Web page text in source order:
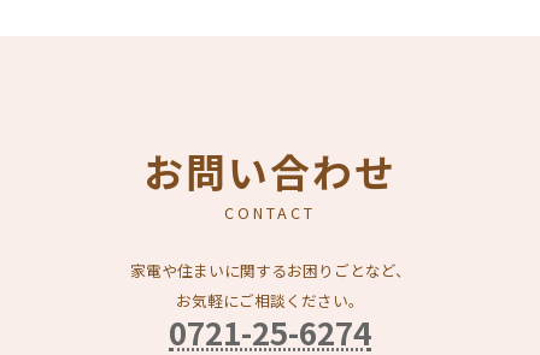
お問い合わせ
CONTACT
家電や住まいに関するお困りごとなど、
お気軽にご相談ください。
0721-25-6274